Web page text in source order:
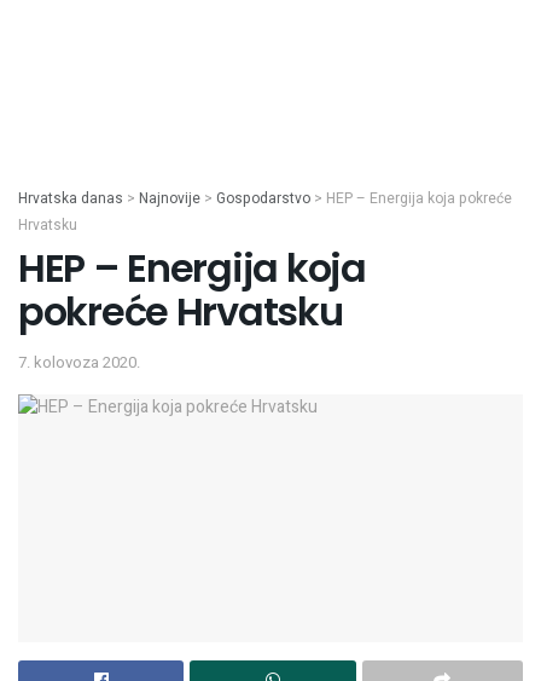
Hrvatska danas > Najnovije > Gospodarstvo > HEP – Energija koja pokreće
Hrvatsku
HEP – Energija koja
pokreće Hrvatsku
7. kolovoza 2020.